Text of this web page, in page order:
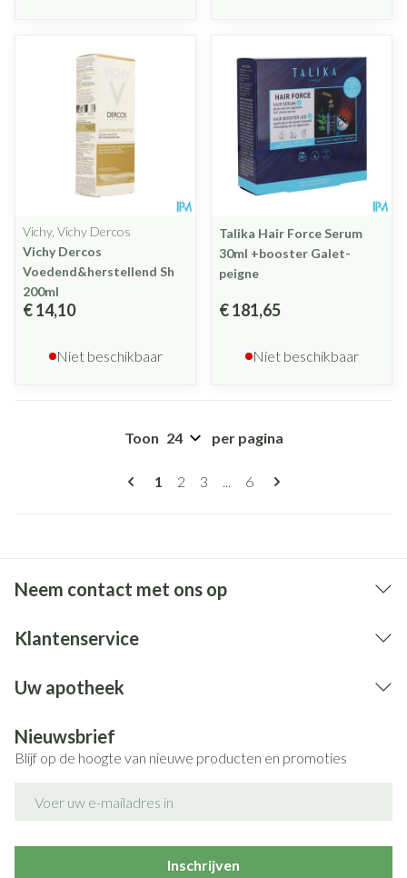
Vichy, Vichy Dercos
Vichy Dercos
Voedend&herstellend Sh
200ml
€ 14,10
Niet beschikbaar
Talika Hair Force Serum
30ml +booster Galet-
peigne
€ 181,65
Niet beschikbaar
Pagina's
U lees momenteel pagina
1 Pagina
2 Pagina
3 ... Pagina
6
Toon per pagina
Neem contact met ons op
Klantenservice
Uw apotheek
Nieuwsbrief
Blijf op de hoogte van nieuwe producten en promoties
Inschrijven